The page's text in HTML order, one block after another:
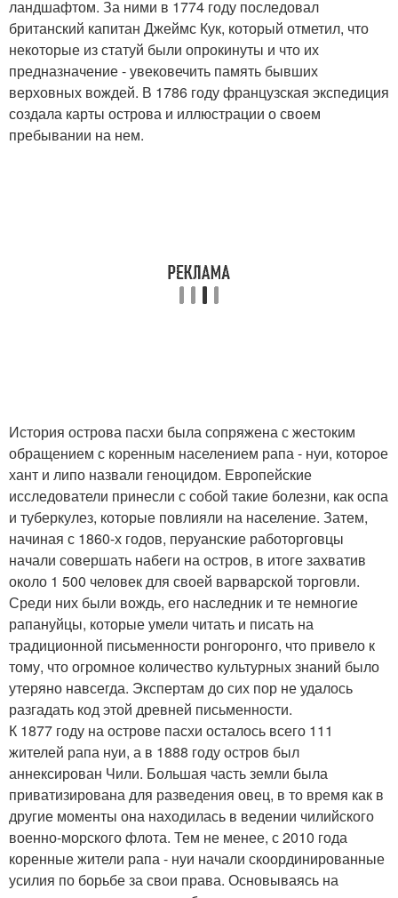
ландшафтом. За ними в 1774 году последовал
британский капитан Джеймс Кук, который отметил, что
некоторые из статуй были опрокинуты и что их
предназначение - увековечить память бывших
верховных вождей. В 1786 году французская экспедиция
создала карты острова и иллюстрации о своем
пребывании на нем.
История острова пасхи была сопряжена с жестоким
обращением с коренным населением рапа - нуи, которое
хант и липо назвали геноцидом. Европейские
исследователи принесли с собой такие болезни, как оспа
и туберкулез, которые повлияли на население. Затем,
начиная с 1860-х годов, перуанские работорговцы
начали совершать набеги на остров, в итоге захватив
около 1 500 человек для своей варварской торговли.
Среди них были вождь, его наследник и те немногие
рапануйцы, которые умели читать и писать на
традиционной письменности ронгоронго, что привело к
тому, что огромное количество культурных знаний было
утеряно навсегда. Экспертам до сих пор не удалось
разгадать код этой древней письменности.
К 1877 году на острове пасхи осталось всего 111
жителей рапа нуи, а в 1888 году остров был
аннексирован Чили. Большая часть земли была
приватизирована для разведения овец, в то время как в
другие моменты она находилась в ведении чилийского
военно-морского флота. Тем не менее, с 2010 года
коренные жители рапа - нуи начали скоординированные
усилия по борьбе за свои права. Основываясь на